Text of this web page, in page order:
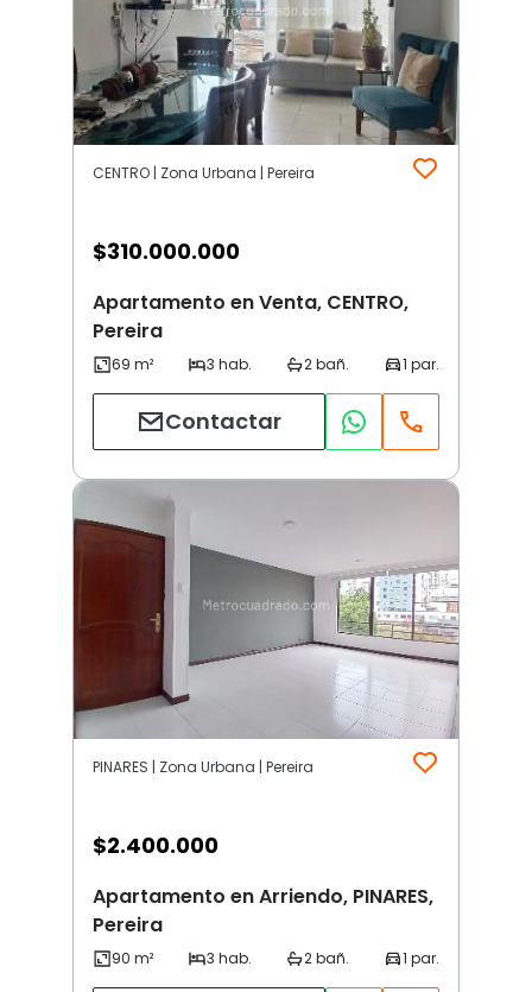
CENTRO | Zona Urbana | Pereira
$310.000.000
Apartamento en Venta, CENTRO,
Pereira
Contactar
PINARES | Zona Urbana | Pereira
$2.400.000
Apartamento en Arriendo, PINARES,
Pereira